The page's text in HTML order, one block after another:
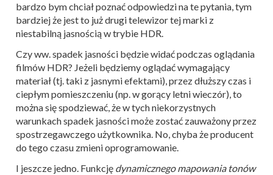
bardzo bym chciał poznać odpowiedzi na te pytania, tym
bardziej że jest to już drugi telewizor tej marki z
niestabilną jasnością w trybie HDR.
Czy ww. spadek jasności będzie widać podczas oglądania
filmów HDR? Jeżeli będziemy oglądać wymagający
materiał (tj. taki z jasnymi efektami), przez dłuższy czas i
ciepłym pomieszczeniu (np. w gorący letni wieczór), to
można się spodziewać, że w tych niekorzystnych
warunkach spadek jasności może zostać zauważony przez
spostrzegawczego użytkownika. No, chyba że producent
do tego czasu zmieni oprogramowanie.
I jeszcze jedno. Funkcję dynamicznego mapowania tonów